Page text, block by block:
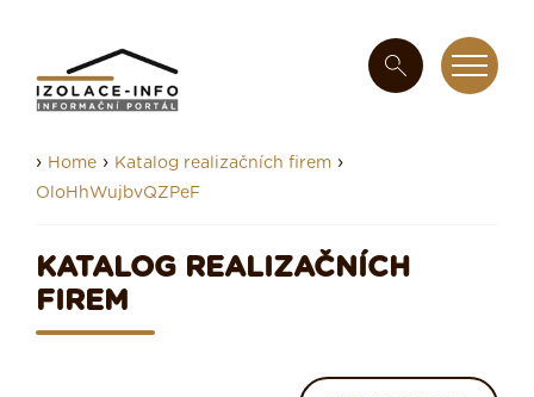
› Home › Katalog realizačních firem ›
OloHhWujbvQZPeF
KATALOG REALIZAČNÍCH
FIREM